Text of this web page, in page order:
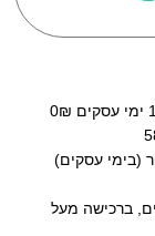
(בימי עסקים)
ברכישה מעל